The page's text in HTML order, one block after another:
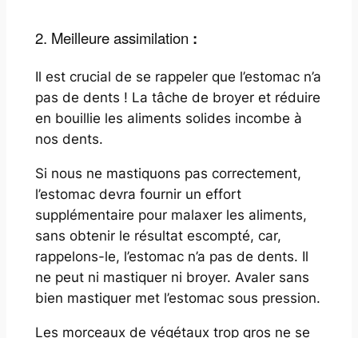
2. Meilleure assimilation :
Il est crucial de se rappeler que l’estomac n’a
pas de dents ! La tâche de broyer et réduire
en bouillie les aliments solides incombe à
nos dents.
Si nous ne mastiquons pas correctement,
l’estomac devra fournir un effort
supplémentaire pour malaxer les aliments,
sans obtenir le résultat escompté, car,
rappelons-le, l’estomac n’a pas de dents. Il
ne peut ni mastiquer ni broyer. Avaler sans
bien mastiquer met l’estomac sous pression.
Les morceaux de végétaux trop gros ne se